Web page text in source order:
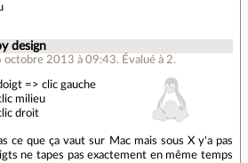
design
octobre 2013 à 09:43.Évalué à 2.
=> clic gauche
milieu
droit
ce que ça vaut sur Mac mais sous X y'a pas
ne tapes pas exactement en même temps